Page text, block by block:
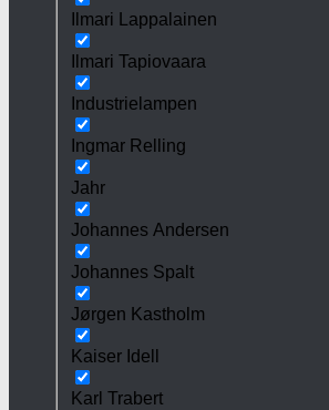
Ilmari Lappalainen
Ilmari Tapiovaara
Industrielampen
Ingmar Relling
Jahr
Johannes Andersen
Johannes Spalt
Jørgen Kastholm
Kaiser Idell
Karl Trabert